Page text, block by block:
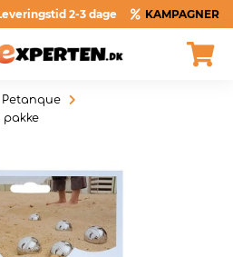
2-3 dage KAMPAGNER
Petanque
pakke